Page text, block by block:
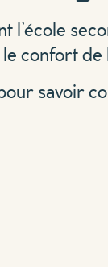
l’école
confort de
savoir